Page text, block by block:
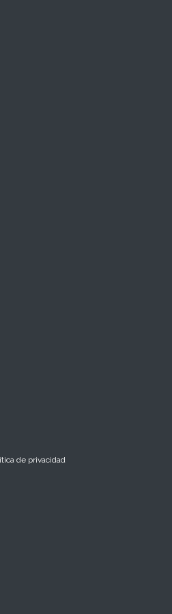
de privacidad